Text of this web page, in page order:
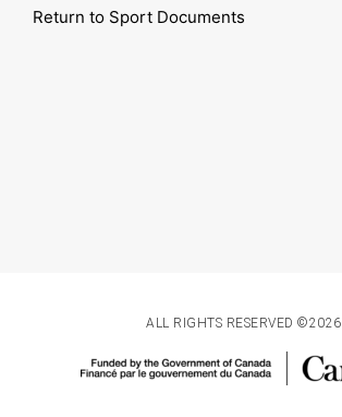
Return to Sport Documents
ALL RIGHTS RESERVED ©2026